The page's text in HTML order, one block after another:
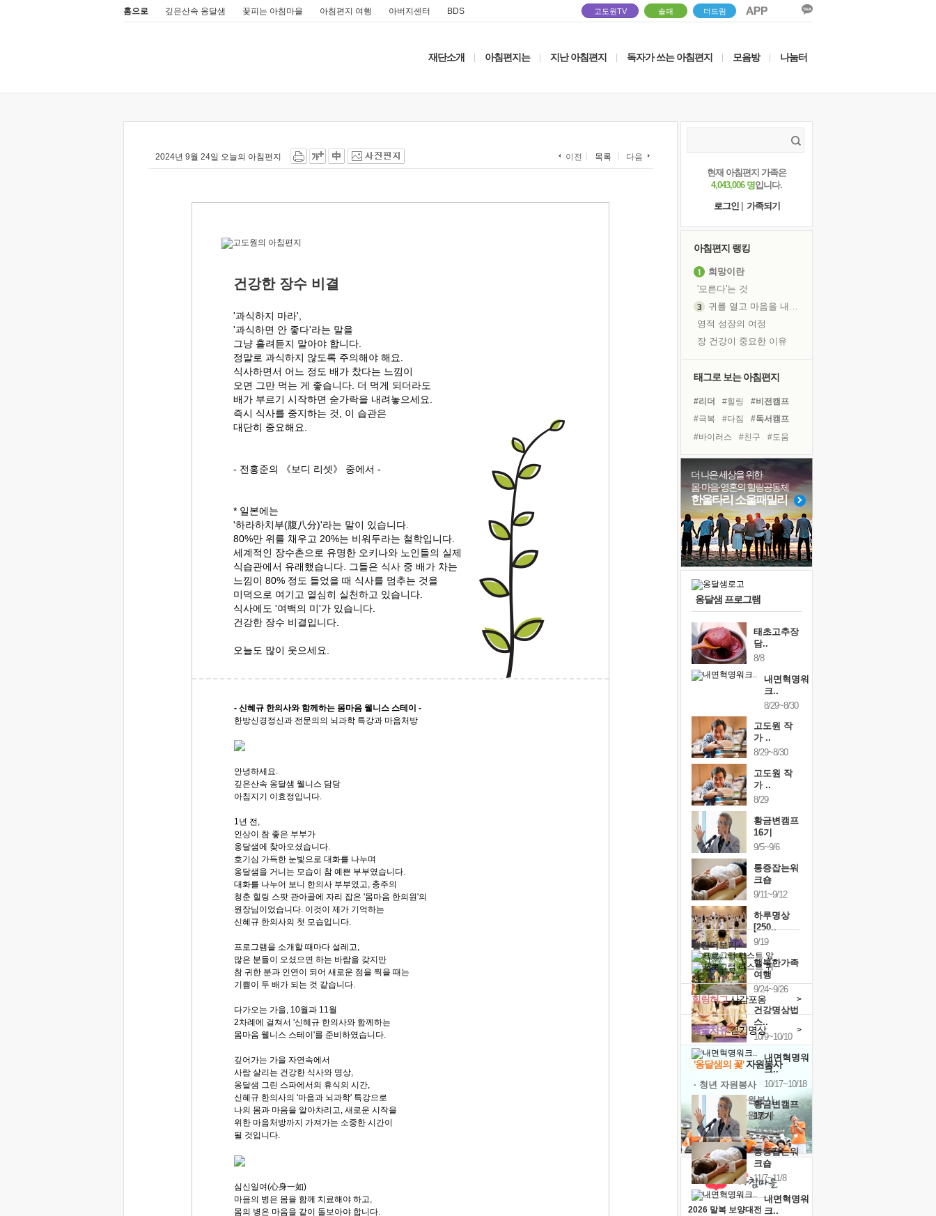
홈으로 깊은산속 옹달샘 꽃피는 아침마을 아침편지 여행 아버지센터 BDS 고도원TV 솔패 더드림
재단소개 아침편지는 지난 아침편지 독자가 쓰는 아침편지 모음방 나눔터
2024년 9월 24일 오늘의 아침편지 이전 목록 다음
건강한 장수 비결
'과식하지 마라',
'과식하면 안 좋다'라는 말을
그냥 흘려듣지 말아야 합니다.
정말로 과식하지 않도록 주의해야 해요.
식사하면서 어느 정도 배가 찼다는 느낌이
오면 그만 먹는 게 좋습니다. 더 먹게 되더라도
배가 부르기 시작하면 숟가락을 내려놓으세요.
즉시 식사를 중지하는 것, 이 습관은
대단히 중요해요.
- 전홍준의 《보디 리셋》 중에서 -
* 일본에는
'하라하치부(腹八分)'라는 말이 있습니다.
80%만 위를 채우고 20%는 비워두라는 철학입니다.
세계적인 장수촌으로 유명한 오키나와 노인들의 실제
식습관에서 유래했습니다. 그들은 식사 중 배가 차는
느낌이 80% 정도 들었을 때 식사를 멈추는 것을
미덕으로 여기고 열심히 실천하고 있습니다.
식사에도 '여백의 미'가 있습니다.
건강한 장수 비결입니다.
오늘도 많이 웃으세요.
- 신혜규 한의사와 함께하는 몸마음 웰니스 스테이 -
한방신경정신과 전문의의 뇌과학 특강과 마음처방
안녕하세요.
깊은산속 옹달샘 웰니스 담당
아침지기 이효정입니다.
1년 전,
인상이 참 좋은 부부가
옹달샘에 찾아오셨습니다.
호기심 가득한 눈빛으로 대화를 나누며
옹달샘을 거니는 모습이 참 예쁜 부부였습니다.
대화를 나누어 보니 한의사 부부였고, 충주의
청춘 힐링 스팟 관아골에 자리 잡은 '몸마음 한의원'의
원장님이었습니다. 이것이 제가 기억하는
신혜규 한의사의 첫 모습입니다.
프로그램을 소개할 때마다 설레고,
많은 분들이 오셨으면 하는 바람을 갖지만
참 귀한 분과 인연이 되어 새로운 점을 찍을 때는
기쁨이 두 배가 되는 것 같습니다.
다가오는 가을, 10월과 11월
2차례에 걸쳐서 '신혜규 한의사와 함께하는
몸마음 웰니스 스테이'를 준비하였습니다.
깊어가는 가을 자연속에서
사람 살리는 건강한 식사와 명상,
옹달샘 그린 스파에서의 휴식의 시간,
신혜규 한의사의 '마음과 뇌과학' 특강으로
나의 몸과 마음을 알아차리고, 새로운 시작을
위한 마음처방까지 가져가는 소중한 시간이
될 것입니다.
심신일여(心身一如)
마음의 병은 몸을 함께 치료해야 하고,
몸의 병은 마음을 같이 돌보아야 합니다.
현재 아침편지 가족은
4,043,006 명입니다.
로그인
가족되기
아침편지 랭킹
희망이란
'모른다'는 것
귀를 열고 마음을 내어주고
영적 성장의 여정
장 건강이 중요한 이유
흙이 된 몸으로 출근하는 여자
꿈이 실제가 되는 것
'말 타는 법'을 먼저
졸업식 사진을 보며
아픈 아버지를 위한 공간 설계
극심한 변비, 어깨결림, 수면 장애
보고 싶은 어머니
유년 시절의 부산 영도 바다
못된 꼰대들
거울 속의 나
태그로 보는 아침편지
#리더 #힐링
#비전캠프
#극복
#다짐
#독서캠프
#바이러스
#친구
#도움
#경험
#선택
#사람
#명상
#링컨학교
#아이들
#위기
#희망
#유튜브
#나눔
#삶
#계획
더 나은 세상을 위한
몸·마음·영혼의 힐링공동체
한울타리 소울패밀리
옹달샘 프로그램
태초고추장
담..
8/8
내면혁명워
크..
8/29~8/30
고도원 작
가 ..
8/29~8/30
고도원 작
가 ..
8/29
황금변캠프
16기
9/5~9/6
통증잡는워
크숍
9/11~9/12
하루명상
[250..
9/19
행복한가족
여행
9/24~9/26
건강명상법
스..
10/9~10/10
내면혁명워
크..
10/17~10/18
황금변캠프
17기
10/30~10/31
통증잡는워
크숍
11/7~11/8
내면혁명워
크..
캘린더보기+
예술치유걷기명상 >
힐링허그사감포옹 >
'옹달샘의 꽃'자원봉사
· 청년 자원봉사
· 금빛청년 자원봉사
· 음식연구 자원봉사
2026 말복 보양대전